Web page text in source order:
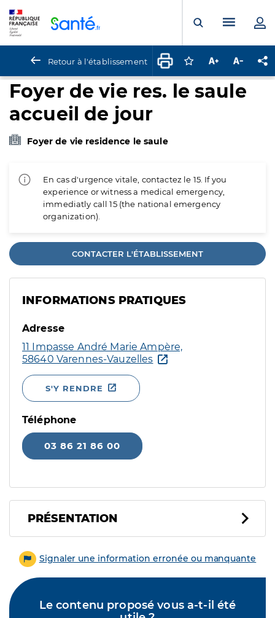
Ouvrir laMenu
Retour à l'établissement Connectez-vous
Augmenter la
Foyer de vie res. le saule
accueil de jour
Foyer de vie residence le saule
En cas d'urgence vitale, contactez le 15. If you
experience or witness a medical emergency,
immediatly call 15 (the national emergency
organization).
CONTACTER L'ÉTABLISSEMENT
INFORMATIONS PRATIQUES
Adresse
11 Impasse André Marie Ampère,
58640 Varennes-Vauzelles
S'Y RENDRE
Téléphone
03 86 21 86 00
PRÉSENTATION
Signaler une information erronée ou manquante
Le contenu proposé vous a-t-il été